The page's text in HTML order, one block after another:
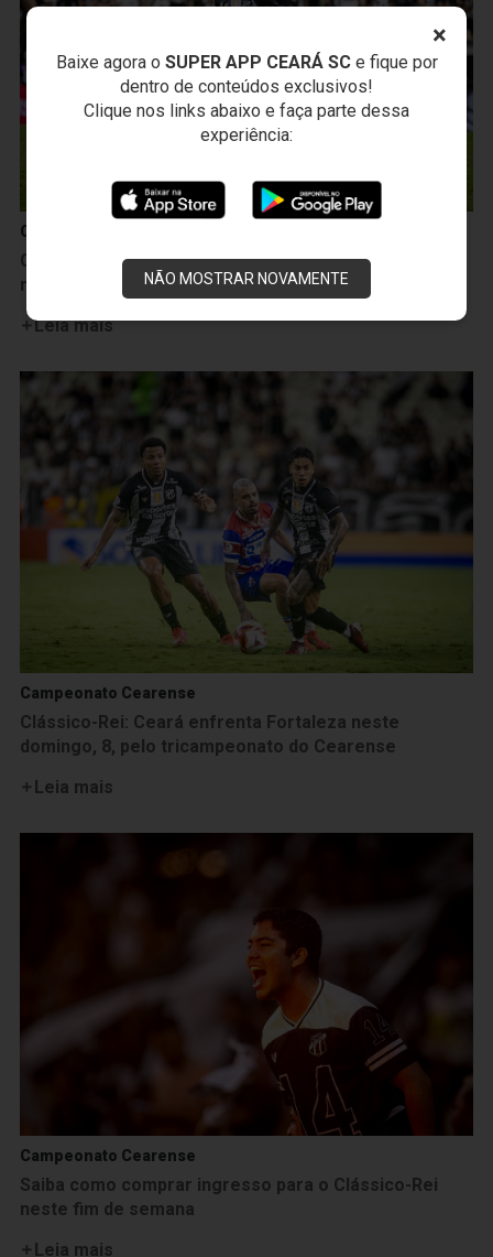
×
Baixe agora o SUPER APP CEARÁ SCe fique por
dentro de conteúdos exclusivos!
Clique nos links abaixo e faça parte dessa
experiência:
NÃO MOSTRAR NOVAMENTE
Campeonato Cearense
Camp. Cearense: Ceará acaba superado nos pênaltis
na final e é vice-campeão do Estadual
Leia mais
Campeonato Cearense
Clássico-Rei: Ceará enfrenta Fortaleza neste
domingo, 8, pelo tricampeonato do Cearense
Leia mais
Campeonato Cearense
Saiba como comprar ingresso para o Clássico-Rei
neste fim de semana
Leia mais